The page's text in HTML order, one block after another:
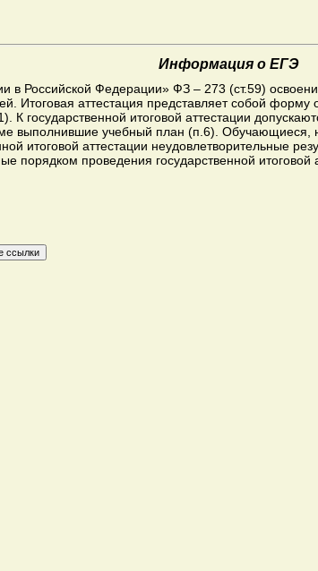
Информация о ЕГЭ
в Российской Федерации» ФЗ – 273 (ст.59)
Итоговая аттестация представляет собой
К государственной итоговой аттестации
выполнившие учебный план (п.6). Обучающиеся,
итоговой аттестации неудовлетворительные
порядком проведения государственной